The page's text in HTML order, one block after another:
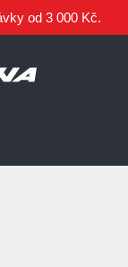
od 3 000 Kč.